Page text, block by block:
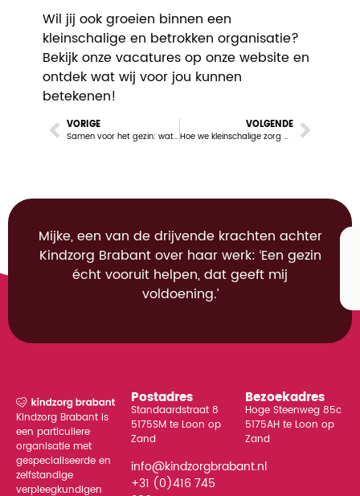
Wil jij ook groeien binnen een
kleinschalige en betrokken organisatie?
Bekijk onze vacatures op onze website en
ontdek wat wij voor jou kunnen
betekenen!
VORIGE
Samen voor het gezin: wat dit bij Kindzorg Brabant betekent
VOLGENDE
Hoe we kleinschalige zorg behouden in een groeiende organisatie
Mijke, een van de drijvende krachten achter
Kindzorg Brabant over haar werk: ‘Een gezin
écht vooruit helpen, dat geeft mij
voldoening.’
Kindzorg Brabant is
een particuliere
organisatie met
gespecialiseerde en
zelfstandige
verpleegkundigen
Postadres
Standaardstraat 8
5175SM te Loon op
Zand
info@kindzorgbrabant.nl
+31 (0)416 745
Bezoekadres
Hoge Steenweg 85c
5175AH te Loon op
Zand